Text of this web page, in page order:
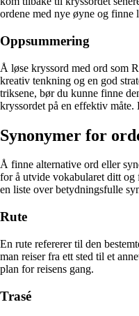
ordene med nye øyne og finne
Oppsummering
Å løse kryssord med ord som
kreativ tenkning og en god
triksene, bør du kunne finne
kryssordet på en effektiv
Synonymer for
Å finne alternative ord eller
for å utvide vokabularet ditt
en liste over betydningsfulle
Rute
En rute refererer til den
man reiser fra ett sted til et
plan for reisens gang.
Trasé